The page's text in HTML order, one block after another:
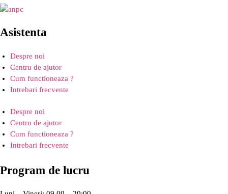
Asistenta
Despre noi
Centru de ajutor
Cum functioneaza ?
Intrebari frecvente
Despre noi
Centru de ajutor
Cum functioneaza ?
Intrebari frecvente
Program de lucru